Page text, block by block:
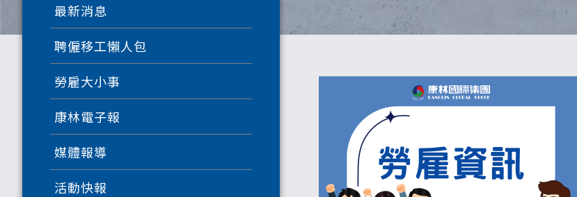
最新消息
聘僱移工懶人包
勞雇大小事
康林電子報
媒體報導
活動快報